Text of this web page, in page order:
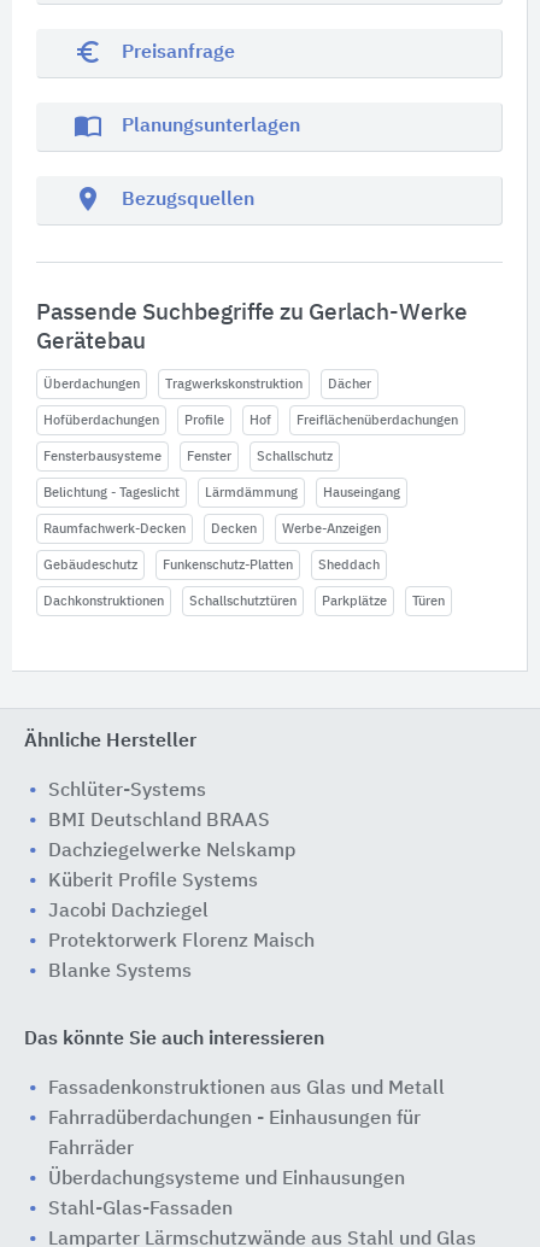
euro_symbol Preisanfrage
import_contacts Planungsunterlagen
location_on Bezugsquellen
Passende Suchbegriffe zu Gerlach-Werke
Gerätebau
Überdachungen Tragwerkskonstruktion Dächer
Hofüberdachungen Profile Hof Freiflächenüberdachungen
Fensterbausysteme Fenster Schallschutz
Belichtung - Tageslicht Lärmdämmung Hauseingang
Raumfachwerk-Decken Decken Werbe-Anzeigen
Gebäudeschutz Funkenschutz-Platten Sheddach
Dachkonstruktionen Schallschutztüren Parkplätze Türen
Ähnliche Hersteller
Schlüter-Systems
BMI Deutschland BRAAS
Dachziegelwerke Nelskamp
Küberit Profile Systems
Jacobi Dachziegel
Protektorwerk Florenz Maisch
Blanke Systems
Das könnte Sie auch interessieren
Fassadenkonstruktionen aus Glas und Metall
Fahrradüberdachungen - Einhausungen für
Fahrräder
Überdachungsysteme und Einhausungen
Stahl-Glas-Fassaden
Lamparter Lärmschutzwände aus Stahl und Glas